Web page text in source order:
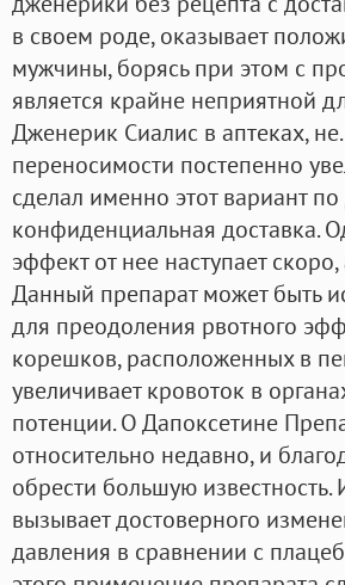
в своем роде, оказывает
мужчины, борясь при этом с
является крайне неприятной
Дженерик Сиалис в аптеках,
переносимости постепенно
сделал именно этот вариант
конфиденциальная доставка.
эффект от нее наступает
Данный препарат может быть
для преодоления рвотного
корешков, расположенных в
увеличивает кровоток в
потенции. О Дапоксетине
относительно недавно, и
обрести большую
вызывает достоверного
давления в сравнении с